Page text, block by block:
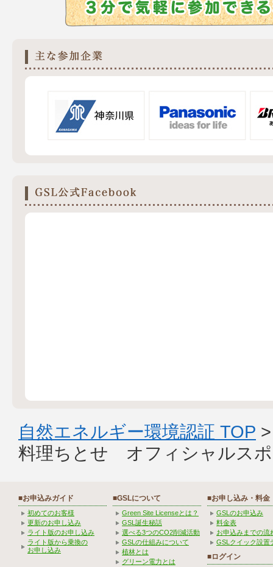
自然エネルギー環境認証 TOP
料理ちとせ オフィシャルス
■お申込みガイド
初めてのお客様
更新のお申し込み
ライト版のお申し込み
ライト版から乗換の
お申し込み
■GSLについて
Green Site Licenseとは？
GSL誕生秘話
選べる3つのCO2削減活動
GSLの仕組みについて
植林とは
グリーン電力とは
■お申し込み・料金
GSLのお申込み
料金表
お申込みまでの流
GSLクイック設置
■ログイン